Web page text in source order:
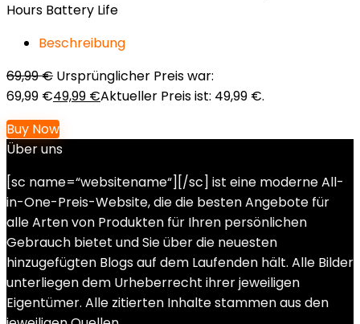
Hours Battery Life
Beschreibung
69,99€ Ursprünglicher Preis war:
69,99 €49,99 €Aktueller Preis ist: 49,99 €.
Buy Now
Über uns
[sc name=“websitename“][/sc] ist eine moderne All-
in-One-Preis-Website, die die besten Angebote für
alle Arten von Produkten für Ihren persönlichen
Gebrauch bietet und Sie über die neuesten
hinzugefügten Blogs auf dem Laufenden hält. Alle Bilder
unterliegen dem Urheberrecht ihrer jeweiligen
Eigentümer. Alle zitierten Inhalte stammen aus den